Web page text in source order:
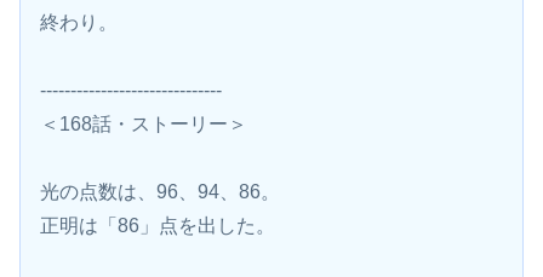
終わり。
------------------------------
＜168話・ストーリー＞
光の点数は、96、94、86。
正明は「86」点を出した。